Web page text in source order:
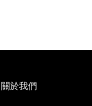
關於我們